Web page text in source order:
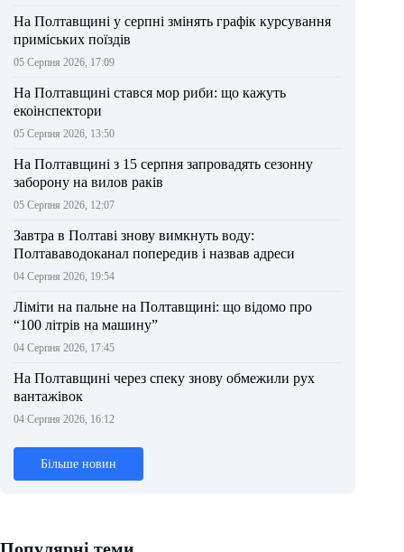
На Полтавщині у серпні змінять графік курсування
приміських поїздів
05 Серпня 2026, 17:09
На Полтавщині стався мор риби: що кажуть
екоінспектори
05 Серпня 2026, 13:50
На Полтавщині з 15 серпня запровадять сезонну
заборону на вилов раків
05 Серпня 2026, 12:07
Завтра в Полтаві знову вимкнуть воду:
Полтававодоканал попередив і назвав адреси
04 Серпня 2026, 19:54
Ліміти на пальне на Полтавщині: що відомо про
“100 літрів на машину”
04 Серпня 2026, 17:45
На Полтавщині через спеку знову обмежили рух
вантажівок
04 Серпня 2026, 16:12
Більше новин